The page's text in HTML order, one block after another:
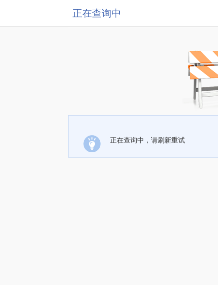
正在查询中
正在查询中，请刷新重试